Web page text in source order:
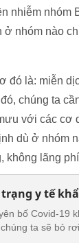
nhiễm nhóm
nhóm nào
đó là: miễn
chúng ta
với các cơ
dù ở nhóm
không lãng
y tế
bố Covid-19
ta sẽ bỏ